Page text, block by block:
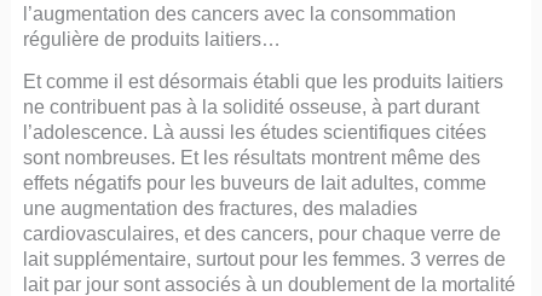
l’augmentation des cancers avec la consommation
régulière de produits laitiers…
Et comme il est désormais établi que les produits laitiers
ne contribuent pas à la solidité osseuse, à part durant
l’adolescence. Là aussi les études scientifiques citées
sont nombreuses. Et les résultats montrent même des
effets négatifs pour les buveurs de lait adultes, comme
une augmentation des fractures, des maladies
cardiovasculaires, et des cancers, pour chaque verre de
lait supplémentaire, surtout pour les femmes. 3 verres de
lait par jour sont associés à un doublement de la mortalité